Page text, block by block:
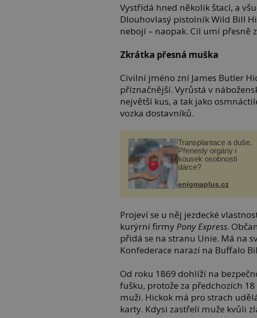
Vystřídá hned několik štací, a
Dlouhovlasý pistolník Wild Bill
nebojí – naopak. Cíl umí přesně
Zkrátka přesná muška
Civilní jméno zní James Butler
příznačnější. Vyrůstá v
největší kus, a tak jako
vozka dostavníků.
Transplantace a duše.
Přenesly orgány i
kousek osobnosti
dárce?
enigmaplus.cz
Projeví se u něj jezdecké
kurýrní firmy Pony Express.
přidá se na stranu Unie. Má na
Konfederace narazí na Buffalo
Od roku 1869 dohlíží na
fušku, protože za předchozích
muži. Hickok má pro strach
karty. Kdysi zastřelí muže kvůli